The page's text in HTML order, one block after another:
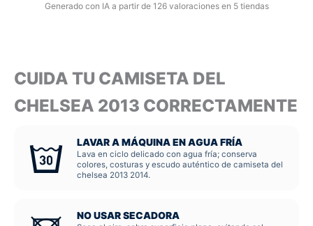
Generado con IA a partir de 126 valoraciones en 5 tiendas
CUIDA TU CAMISETA DEL
CHELSEA 2013 CORRECTAMENTE
LAVAR A MÁQUINA EN AGUA FRÍA
Lava en ciclo delicado con agua fría; conserva
colores, costuras y escudo auténtico de camiseta del
chelsea 2013 2014.
NO USAR SECADORA